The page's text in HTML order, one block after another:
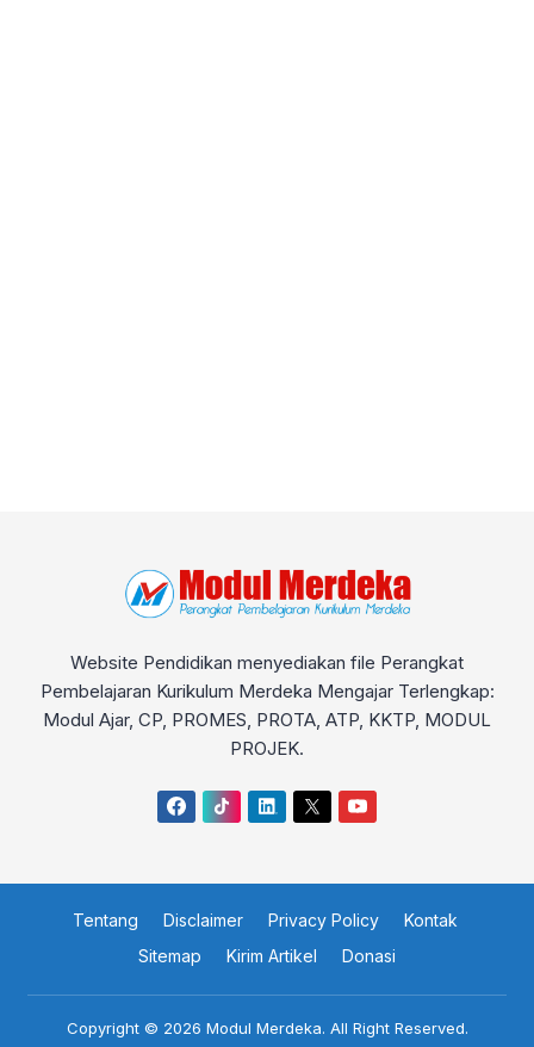
Website Pendidikan menyediakan file Perangkat
Pembelajaran Kurikulum Merdeka Mengajar Terlengkap:
Modul Ajar, CP, PROMES, PROTA, ATP, KKTP, MODUL
PROJEK.
Tentang Disclaimer Privacy Policy
Kontak
Sitemap
Kirim Artikel Donasi
Copyright © 2026 Modul Merdeka. All Right Reserved.